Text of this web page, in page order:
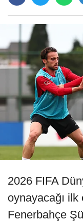
2026 FIFA
oynayacağı
Fenerbahçe